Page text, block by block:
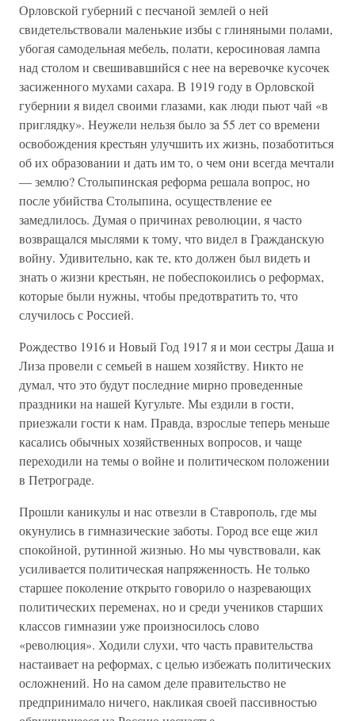
Орловской губерний с песчаной землей о ней
свидетельствовали маленькие избы с глиняными полами,
убогая самодельная мебель, полати, керосиновая лампа
над столом и свешивавшийся с нее на веревочке кусочек
засиженного мухами сахара. В 1919 году в Орловской
губернии я видел своими глазами, как люди пьют чай «в
приглядку». Неужели нельзя было за 55 лет со времени
освобождения крестьян улучшить их жизнь, позаботиться
об их образовании и дать им то, о чем они всегда мечтали
— землю? Столыпинская реформа решала вопрос, но
после убийства Столыпина, осуществление ее
замедлилось. Думая о причинах революции, я часто
возвращался мыслями к тому, что видел в Гражданскую
войну. Удивительно, как те, кто должен был видеть и
знать о жизни крестьян, не побеспокоились о реформах,
которые были нужны, чтобы предотвратить то, что
случилось с Россией.
Рождество 1916 и Новый Год 1917 я и мои сестры Даша и
Лиза провели с семьей в нашем хозяйству. Никто не
думал, что это будут последние мирно проведенные
праздники на нашей Кугульте. Мы ездили в гости,
приезжали гости к нам. Правда, взрослые теперь меньше
касались обычных хозяйственных вопросов, и чаще
переходили на темы о войне и политическом положении
в Петрограде.
Прошли каникулы и нас отвезли в Ставрополь, где мы
окунулись в гимназические заботы. Город все еще жил
спокойной, рутинной жизнью. Но мы чувствовали, как
усиливается политическая напряженность. Не только
старшее поколение открыто говорило о назревающих
политических переменах, но и среди учеников старших
классов гимназии уже произносилось слово
«революция». Ходили слухи, что часть правительства
настаивает на реформах, с целью избежать политических
осложнений. Но на самом деле правительство не
предпринимало ничего, накликая своей пассивностью